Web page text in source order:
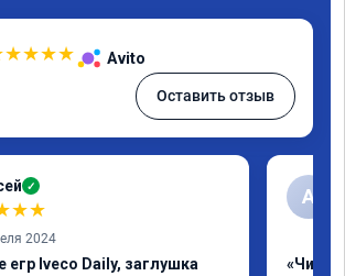
★★★★ Avito
Оставить отзыв
✓
★★
2024
егр Iveco Daily, заглушка
А
«Чип